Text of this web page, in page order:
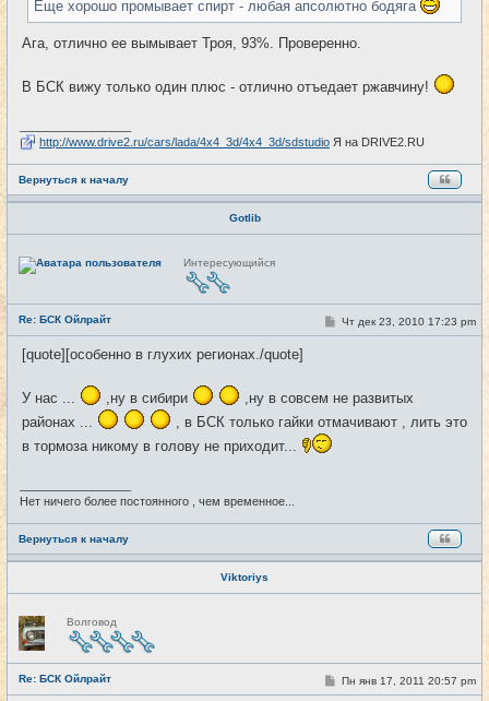
н
Еще хорошо промывает спирт - любая апсолютно бодяга
Ага, отлично ее вымывает Троя, 93%. Проверенно.
В БСК вижу только один плюс - отлично отъедает ржавчину!
http://www.drive2.ru/cars/lada/4x4_3d/4x4_3d/sdstudio Я на DRIVE2.RU
Вернуться к началу
Gotlib
Н
е
е
т
и
Интересующийся
Re: БСК Ойлрайт #39
С
о
н
е
Чт дек 23, 2010 17:23 pm
[quote][особенно в глухих регионах./quote]
У нас ... ,ну в сибири
,ну в совсем не развитых
районах ...
, в БСК только гайки отмачивают , лить это
в тормоза никому в голову не приходит...
Нет ничего более постоянного , чем временное...
Вернуться к началу
Viktoriys
Н
е
в
с
е
т
и
Волговод
Re: БСК Ойлрайт #40
С
о
Пн янв 17, 2011 20:57 pm